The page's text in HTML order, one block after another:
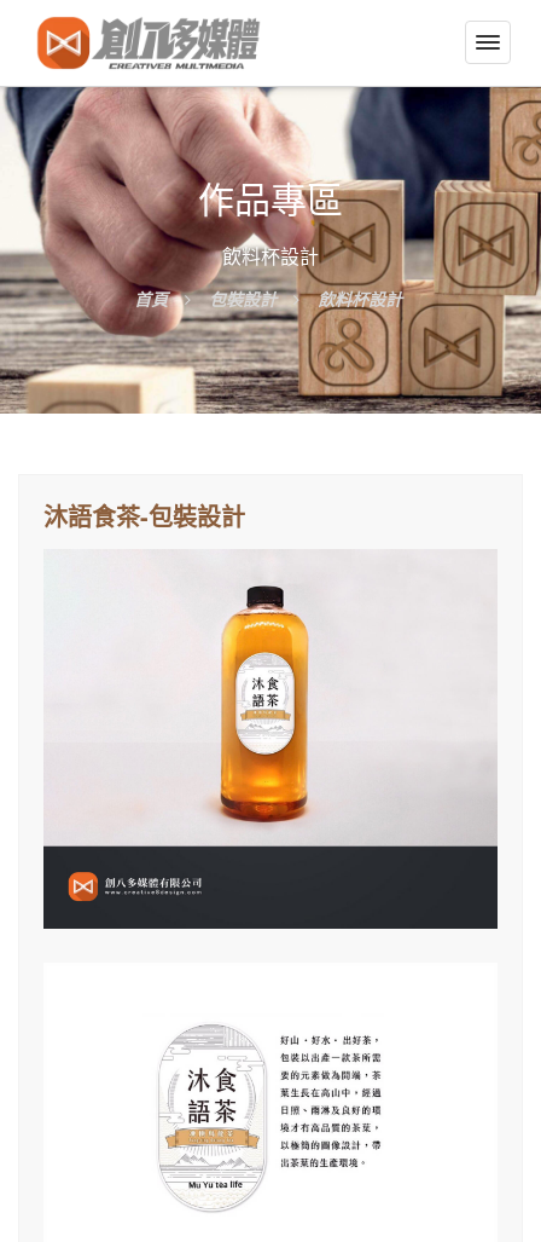
切
換
導
選
單
作品專區
飲料杯設計
首頁 包裝設計 飲料杯設計
沐語食茶-包裝設計